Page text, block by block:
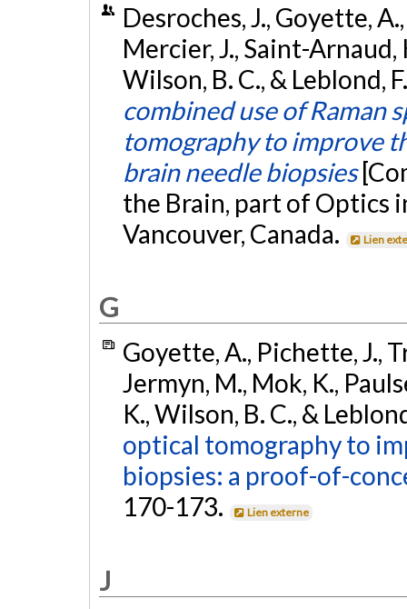
Desroches, J., Goyette,
Mercier, J., Saint-Arnaud,
Wilson, B. C., & Leblond,
combined use of Raman
tomography to improve
brain needle biopsies
the Brain, part of Optics
Vancouver, Canada.
Lien
G
Goyette, A., Pichette, J.,
Jermyn, M., Mok, K.,
K., Wilson, B. C., &
optical tomography to
biopsies: a proof-of-
170-173.
Lien externe
J